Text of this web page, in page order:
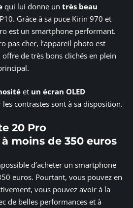
qui lui donne un très beau
Grâce à sa puce Kirin 970 et
est un smartphone performant.
pas cher, l’appareil photo est
de très bons clichés en plein
et un écran OLED
les contrastes sont à sa disposition.
20 Pro
moins de 350 euros
d’acheter un smartphone
euros. Pourtant, vous pouvez en
vous pouvez avoir à la
de belles performances et à